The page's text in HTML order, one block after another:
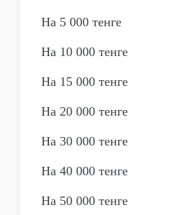
На 5 000 тенге
На 10 000 тенге
На 15 000 тенге
На 20 000 тенге
На 30 000 тенге
На 40 000 тенге
На 50 000 тенге